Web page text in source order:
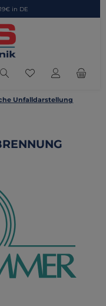
in DE
Du hast 0
Unfalldarstellung